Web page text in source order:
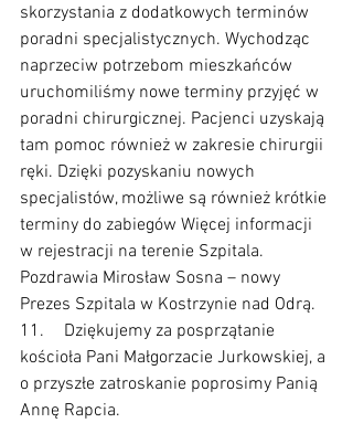
skorzystania z dodatkowych terminów
poradni specjalistycznych. Wychodząc
naprzeciw potrzebom mieszkańców
uruchomiliśmy nowe terminy przyjęć w
poradni chirurgicznej. Pacjenci uzyskają
tam pomoc również w zakresie chirurgii
ręki. Dzięki pozyskaniu nowych
specjalistów, możliwe są również krótkie
terminy do zabiegów Więcej informacji
w rejestracji na terenie Szpitala.
Pozdrawia Mirosław Sosna – nowy
Prezes Szpitala w Kostrzynie nad Odrą.
11.	Dziękujemy za posprzątanie
kościoła Pani Małgorzacie Jurkowskiej, a
o przyszłe zatroskanie poprosimy Panią
Annę Rapcia.